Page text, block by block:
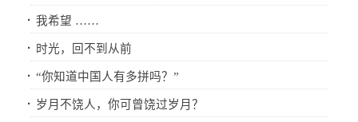
· 我希望 ……
· 时光，回不到从前
· “你知道中国人有多拼吗？”
· 岁月不饶人，你可曾饶过岁月？